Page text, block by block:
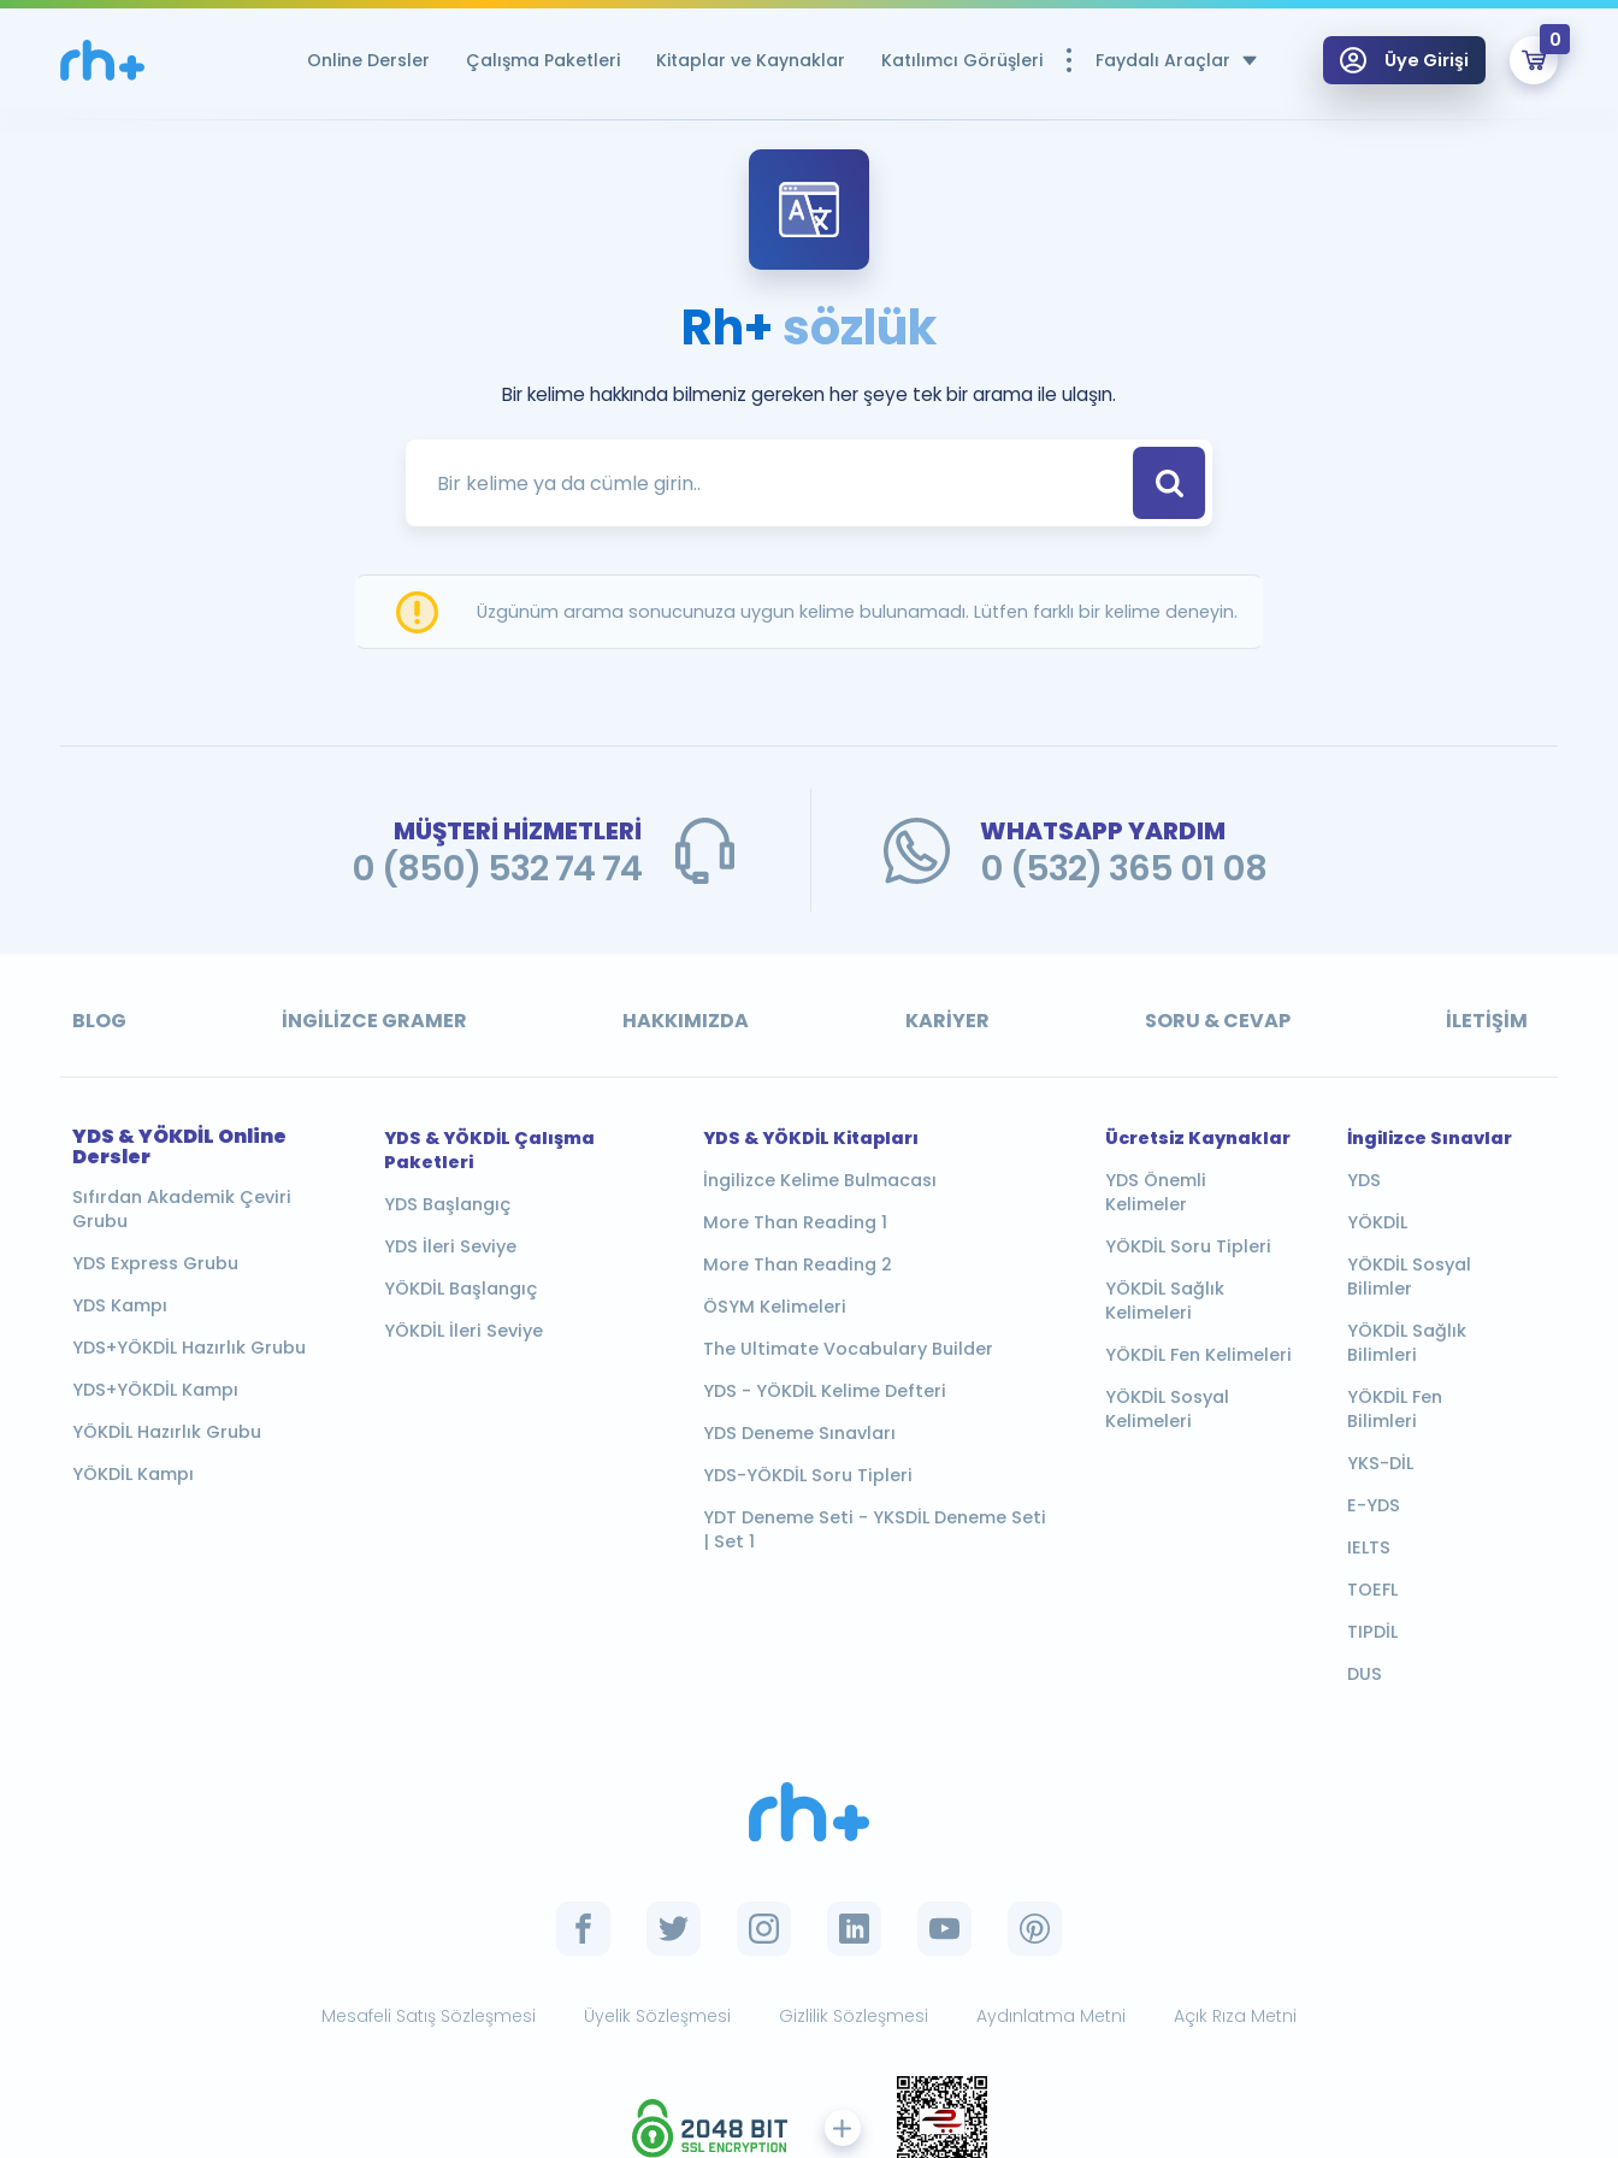
Online Dersler Çalışma Paketleri Kitaplar ve Kaynaklar Katılımcı Görüşleri Faydalı Araçlar
Puan Hesaplama
Rehberlik Aracı
Tüm ÖSYM Sınavları Tek Takvimde
Kampanyalar
Eğitim ve Kitaplara Özel Fırsatlar
Blog
Üye Girişi
0
Rh+sözlük
Bir kelime hakkında bilmeniz gereken her şeye tek bir arama ile ulaşın.
Üzgünüm arama sonucunuza uygun kelime bulunamadı. Lütfen farklı bir kelime deneyin.
MÜŞTERİ HİZMETLERİ
0 (850) 532 74 74
WHATSAPP YARDIM
0 (532) 365 01 08
BLOG İNGILIZCE GRAMER HAKKIMIZDA KARIYER SORU & CEVAP İLETIŞIM
YDS & YÖKDİL Online
Dersler
Sıfırdan Akademik Çeviri
Grubu
YDS Express Grubu
YDS Kampı
YDS+YÖKDİL Hazırlık Grubu
YDS+YÖKDİL Kampı
YÖKDİL Hazırlık Grubu
YÖKDİL Kampı
YDS & YÖKDİL Çalışma
Paketleri
YDS Başlangıç
YDS İleri Seviye
YÖKDİL Başlangıç
YÖKDİL İleri Seviye
YDS & YÖKDİL Kitapları
İngilizce Kelime Bulmacası
More Than Reading 1
More Than Reading 2
ÖSYM Kelimeleri
The Ultimate Vocabulary Builder
YDS - YÖKDİL Kelime Defteri
YDS Deneme Sınavları
YDS-YÖKDİL Soru Tipleri
YDT Deneme Seti - YKSDİL Deneme Seti
| Set 1
Ücretsiz Kaynaklar
YDS Önemli
Kelimeler
YÖKDİL Soru Tipleri
YÖKDİL Sağlık
Kelimeleri
YÖKDİL Fen Kelimeleri
YÖKDİL Sosyal
Kelimeleri
İngilizce Sınavlar
YDS
YÖKDİL
YÖKDİL Sosyal
Bilimler
YÖKDİL Sağlık
Bilimleri
YÖKDİL Fen
Bilimleri
YKS-DİL
E-YDS
IELTS
TOEFL
TIPDİL
DUS
Mesafeli Satış Sözleşmesi Üyelik Sözleşmesi Gizlilik Sözleşmesi Aydınlatma Metni Açık Rıza Metni